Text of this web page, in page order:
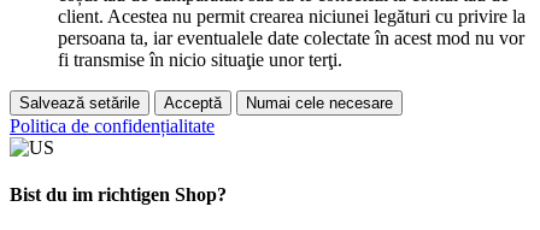
client. Acestea nu permit crearea niciunei legături cu privire la
persoana ta, iar eventualele date colectate în acest mod nu vor
fi transmise în nicio situaţie unor terţi.
Salvează setările Acceptă Numai cele necesare
Politica de confidențialitate
Bist du im richtigen Shop?